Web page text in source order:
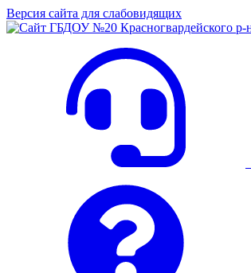
Версия сайта для слабовидящих